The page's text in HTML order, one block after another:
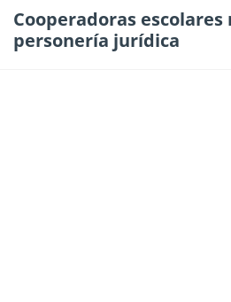
Cooperadoras
personería jurídica